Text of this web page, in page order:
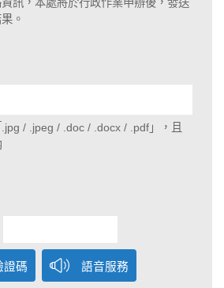
。
/ .jpeg / .doc / .docx / .pdf」，且
證碼 語音服務